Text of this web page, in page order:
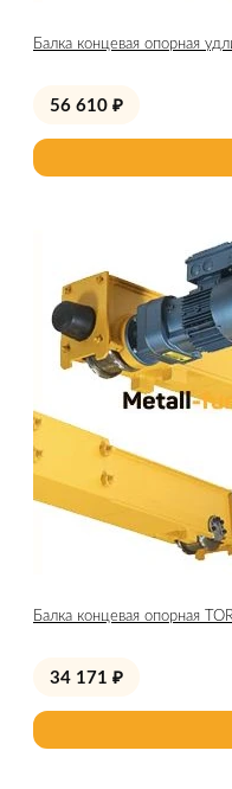
Балка концевая опорная
56 610 ₽
Балка концевая опорная
34 171 ₽